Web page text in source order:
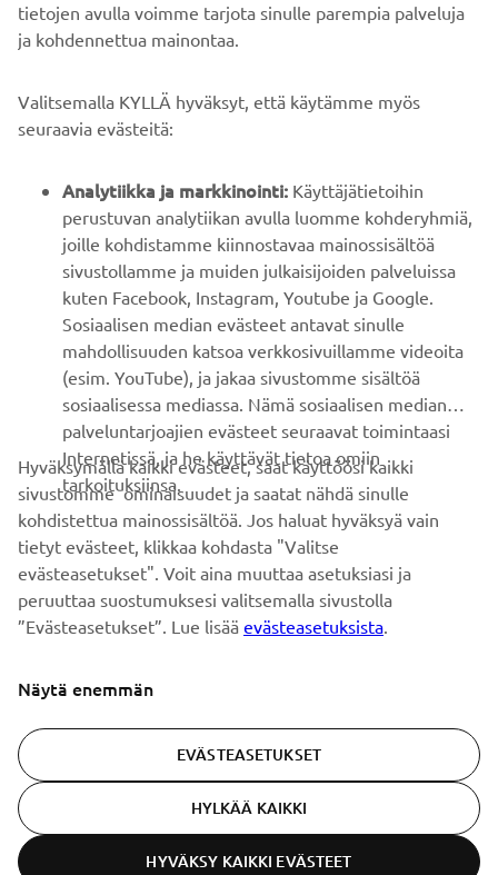
B2B
YAMAHA MUUALLA
ASIAKASTUKI
UUTISKIRJE
Ole ensimmäinen, joka kuulee uusimmista tarjouksista,
erikoistapahtumista, uusista julkaisuista ja paljon muuta...
TILAA
Lue tietosuojakäytäntömme saadaksesi tietää, miten
käsittelemme henkilötietojasi:
Tietosuoja ja evästeet -sivustolta
© Copyright - 2026 Yamaha Motor Europe N.V. - All Rights
Reserved
tietojen avulla voimme tarjota sinulle parempia palveluja
ja kohdennettua mainontaa.
Valitsemalla KYLLÄ hyväksyt, että käytämme myös
seuraavia evästeitä:
Analytiikka ja markkinointi: Käyttäjätietoihin
perustuvan analytiikan avulla luomme kohderyhmiä,
joille kohdistamme kiinnostavaa mainossisältöä
sivustollamme ja muiden julkaisijoiden palveluissa
kuten Facebook, Instagram, Youtube ja Google.
Sosiaalisen median evästeet antavat sinulle
mahdollisuuden katsoa verkkosivuillamme videoita
(esim. YouTube), ja jakaa sivustomme sisältöä
sosiaalisessa mediassa. Nämä sosiaalisen median
palveluntarjoajien evästeet seuraavat toimintaasi
Internetissä, ja he käyttävät tietoa omiin
tarkoituksiinsa.
Hyväksymällä kaikki evästeet, saat käyttöösi kaikki
sivustomme ominaisuudet ja saatat nähdä sinulle
kohdistettua mainossisältöä. Jos haluat hyväksyä vain
tietyt evästeet, klikkaa kohdasta "Valitse
evästeasetukset". Voit aina muuttaa asetuksiasi ja
peruuttaa suostumuksesi valitsemalla sivustolla
”Evästeasetukset”. Lue lisää evästeasetuksista.
Näytä enemmän
EVÄSTEASETUKSET
HYLKÄÄ KAIKKI
HYVÄKSY KAIKKI EVÄSTEET